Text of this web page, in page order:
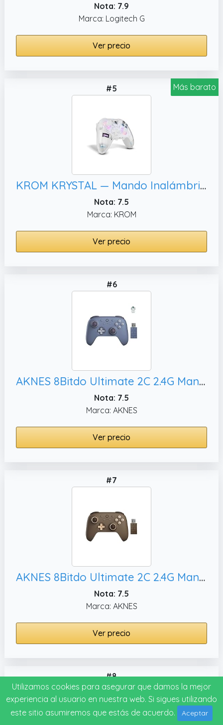
Nota: 7.9
Marca: Logitech G
Ver precio
Más barato
#5
KROM KRYSTAL — Mando Inalámbrico Transparente Bluetooth 5.0, Compatible con PC/Switch/Switch 2/iOS/Android
Nota: 7.5
Marca: KROM
Ver precio
#6
AKNES 8Bitdo Ultimate 2C 2.4G Mando inalámbrico para PC con Windows y Android, y Bumpers L4/R4 Remappable (Arándano)
Nota: 7.5
Marca: AKNES
Ver precio
#7
AKNES 8Bitdo Ultimate 2C 2.4G Mando inalámbrico para PC con Windows y Android, y Bumpers L4/R4 Remappable (Brownie)
Nota: 7.5
Marca: AKNES
Ver precio
#8
Utilizamos cookies para asegurar que damos la mejor
experiencia al usuario en nuestra web. Si sigues utilizando
este sitio asumiremos que estás de acuerdo.
Aceptar